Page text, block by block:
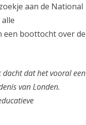
aan de National
een boottocht over de
dacht dat het vooral een
van Londen.